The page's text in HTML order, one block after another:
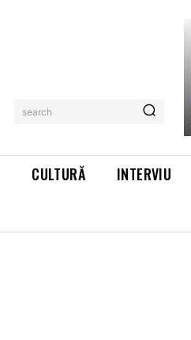
search
CULTURĂ
INTERVIU